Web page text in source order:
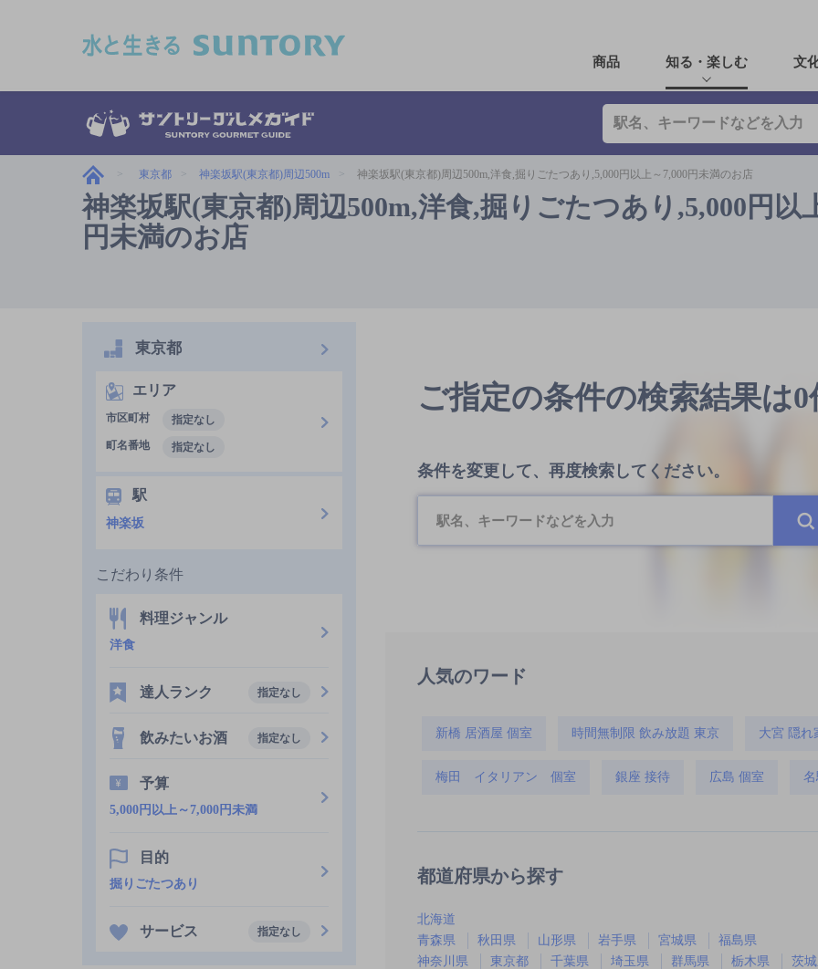
商品 知る・楽しむ 文
東京都 神楽坂駅(東京都)周辺500m 神楽坂駅(東京都)周辺500m,洋食,掘りごたつあり,5,000円以上～7,000円未満のお店
神楽坂駅(東京都)周辺500m,洋食,掘りごたつあり,5,000円以
円未満のお店
ご指定の条件の検索結果は0
条件を変更して、再度検索してください。
人気のワード
新橋 居酒屋 個室 時間無制限 飲み放題 東京 大宮 隠れ
梅田 イタリアン 個室 銀座 接待 広島 個室
都道府県から探す
北海道
青森県
秋田県 山形県 岩手県 宮城県
福島県
神奈川県
東京都 千葉県 埼玉県 群馬県 栃木県
茨
東京都
エリア
市区町村
指定なし
町名番地
指定なし
駅
神楽坂
こだわり条件
料理ジャンル
洋食
達人ランク 指定なし
飲みたいお酒 指定なし
予算
5,000円以上～7,000円未満
目的
掘りごたつあり
サービス 指定なし